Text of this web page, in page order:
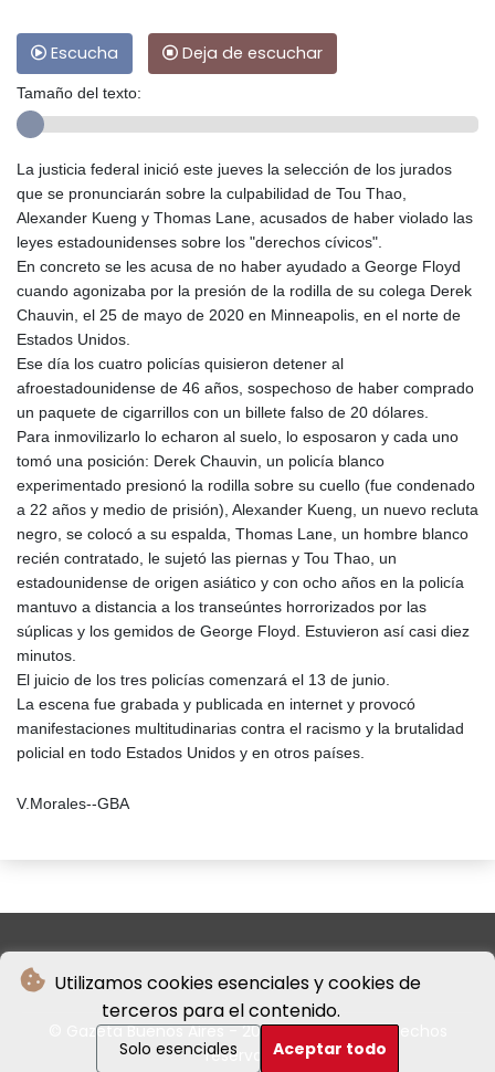
Utilizamos cookies esenciales y cookies de
terceros para el contenido.
Solo esenciales Aceptar todo
Escucha Deja de escuchar
Tamaño del texto:
La justicia federal inició este jueves la selección de los jurados
que se pronunciarán sobre la culpabilidad de Tou Thao,
Alexander Kueng y Thomas Lane, acusados de haber violado las
leyes estadounidenses sobre los "derechos cívicos".
En concreto se les acusa de no haber ayudado a George Floyd
cuando agonizaba por la presión de la rodilla de su colega Derek
Chauvin, el 25 de mayo de 2020 en Minneapolis, en el norte de
Estados Unidos.
Ese día los cuatro policías quisieron detener al
afroestadounidense de 46 años, sospechoso de haber comprado
un paquete de cigarrillos con un billete falso de 20 dólares.
Para inmovilizarlo lo echaron al suelo, lo esposaron y cada uno
tomó una posición: Derek Chauvin, un policía blanco
experimentado presionó la rodilla sobre su cuello (fue condenado
a 22 años y medio de prisión), Alexander Kueng, un nuevo recluta
negro, se colocó a su espalda, Thomas Lane, un hombre blanco
recién contratado, le sujetó las piernas y Tou Thao, un
estadounidense de origen asiático y con ocho años en la policía
mantuvo a distancia a los transeúntes horrorizados por las
súplicas y los gemidos de George Floyd. Estuvieron así casi diez
minutos.
El juicio de los tres policías comenzará el 13 de junio.
La escena fue grabada y publicada en internet y provocó
manifestaciones multitudinarias contra el racismo y la brutalidad
policial en todo Estados Unidos y en otros países.
V.Morales--GBA
© Gazeta Buenos Aires - 2026 - Todos los derechos
reservados